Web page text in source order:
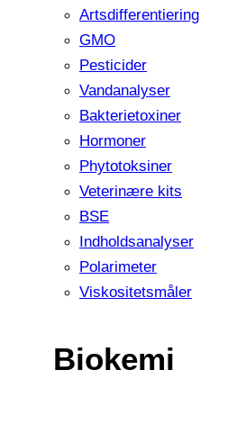
Artsdifferentiering
GMO
Pesticider
Vandanalyser
Bakterietoxiner
Hormoner
Phytotoksiner
Veterinære kits
BSE
Indholdsanalyser
Polarimeter
Viskositetsmåler
Biokemi